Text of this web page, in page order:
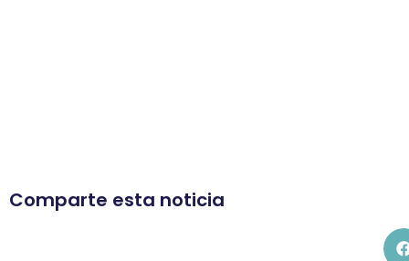
Comparte esta noticia